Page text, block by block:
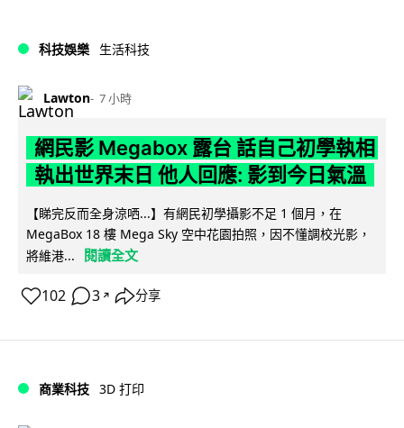
科技娛樂 生活科技
Lawton 7 小時
網民影 Megabox 露台 話自己初學執相
執出世界末日 他人回應: 影到今日氣溫
【睇完反而全身涼哂...】有網民初學攝影不足 1 個月，在
MegaBox 18 樓 Mega Sky 空中花園拍照，因不懂調校光影，
將維港...
閱讀全文
102 3 ↗ 分享
商業科技 3D 打印